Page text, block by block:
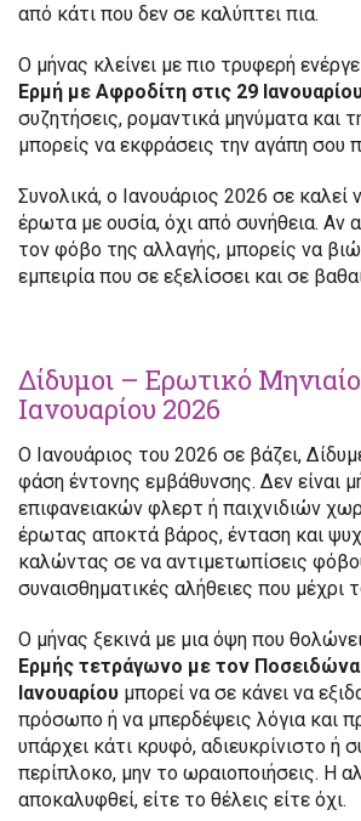
από κάτι που δεν σε καλύπτει πια.
Ο μήνας κλείνει με πιο τρυφερή
Ερμή με Αφροδίτη στις 29
συζητήσεις, ρομαντικά μηνύματα και
μπορείς να εκφράσεις την αγάπη σου
Συνολικά, ο Ιανουάριος 2026 σε καλεί
έρωτα με ουσία, όχι από συνήθεια. Αν
τον φόβο της αλλαγής, μπορείς να
εμπειρία που σε εξελίσσει και σε
Δίδυμοι – Ερωτικό
Ιανουαρίου 2026
Ο Ιανουάριος του 2026 σε βάζει,
φάση έντονης εμβάθυνσης. Δεν είναι
επιφανειακών φλερτ ή παιχνιδιών
έρωτας αποκτά βάρος, ένταση και
καλώντας σε να αντιμετωπίσεις
συναισθηματικές αλήθειες που μέχρι
Ο μήνας ξεκινά με μια όψη που
Ερμής τετράγωνο με τον
Ιανουαρίου μπορεί να σε κάνει να
πρόσωπο ή να μπερδέψεις λόγια και
υπάρχει κάτι κρυφό, αδιευκρίνιστο ή
περίπλοκο, μην το ωραιοποιήσεις. Η
αποκαλυφθεί, είτε το θέλεις είτε όχι.